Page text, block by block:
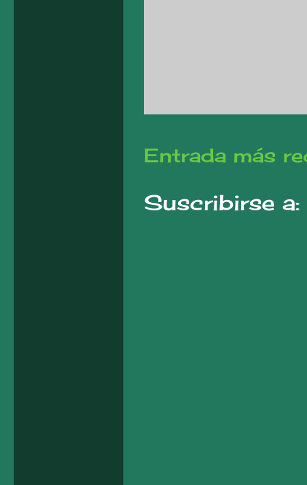
Entrada más
Suscribirse a: